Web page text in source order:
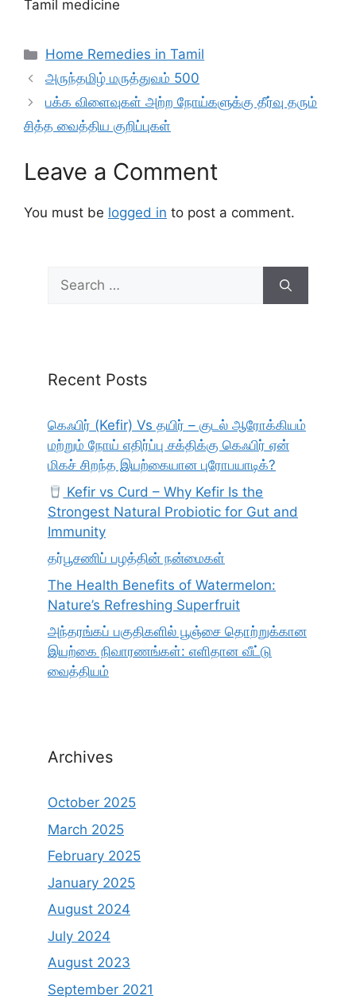
Tamil medicine
Categories
Home Remedies in Tamil
அருந்தமிழ் மருத்துவம் 500
பக்க விளைவுகள் அற்ற நோய்களுக்கு தீர்வு தரும்
சித்த வைத்திய குறிப்புகள்
Leave a Comment
You must be logged in to post a comment.
Search
for:
Recent Posts
கெஃபிர் (Kefir) Vs தயிர் – குடல் ஆரோக்கியம்
மற்றும் நோய் எதிர்ப்பு சக்திக்கு கெஃபிர் ஏன்
மிகச் சிறந்த இயற்கையான புரோபயாடிக்?
Kefir vs Curd – Why Kefir Is the
Strongest Natural Probiotic for Gut and
Immunity
தர்பூசணிப் பழத்தின் நன்மைகள்
The Health Benefits of Watermelon:
Nature’s Refreshing Superfruit
அந்தரங்கப் பகுதிகளில் பூஞ்சை தொற்றுக்கான
இயற்கை நிவாரணங்கள்: எளிதான வீட்டு
வைத்தியம்
Archives
October 2025
March 2025
February 2025
January 2025
August 2024
July 2024
August 2023
September 2021